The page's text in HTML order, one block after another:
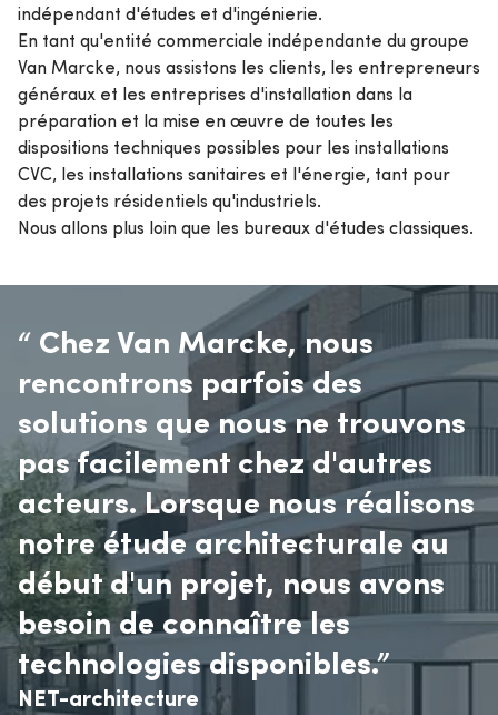
indépendant d'études et d'ingénierie.
En tant qu'entité commerciale indépendante du groupe
Van Marcke, nous assistons les clients, les entrepreneurs
généraux et les entreprises d'installation dans la
préparation et la mise en œuvre de toutes les
dispositions techniques possibles pour les installations
CVC, les installations sanitaires et l'énergie, tant pour
des projets résidentiels qu'industriels.
Nous allons plus loin que les bureaux d'études classiques.
“ Chez Van Marcke, nous
rencontrons parfois des
solutions que nous ne trouvons
pas facilement chez d'autres
acteurs. Lorsque nous réalisons
notre étude architecturale au
début d'un projet, nous avons
besoin de connaître les
technologies disponibles.”
NET-architecture
“Van Marcke Engineering est la
référence absolue en matière
de plomberie et de chauffage
en Belgique, et nous en matière
d'énergie. Cet équilibre dans
nos expertises respectives est
décisif. ”
Luminus
Lire l'histoire
“"Tom et son équipe
connaissent parfaitement leur
métier. Ils savent parfaitement
quelles sont les solutions les
meilleures et les plus
abordables. Non seulement sur
le plan technique et
hydraulique, mais ils
connaissent aussi les règles.”
Realed
“Les premières réactions des
installateurs ont été
extrêmement positives. Cela
nous incite à poursuivre
l'expérience !”
Matexi
Lire l'histoire